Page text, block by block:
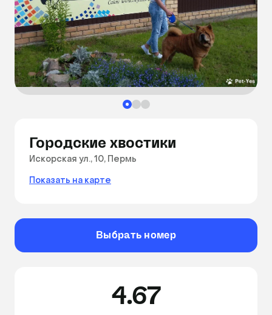
Городские хвостики
Искорская ул., 10, Пермь
Показать на карте
Выбрать номер
4.67